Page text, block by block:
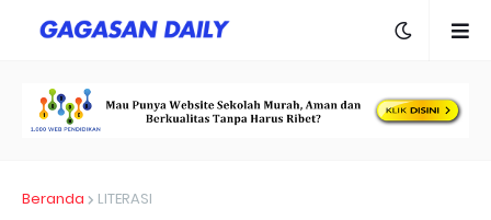
Beranda LITERASI